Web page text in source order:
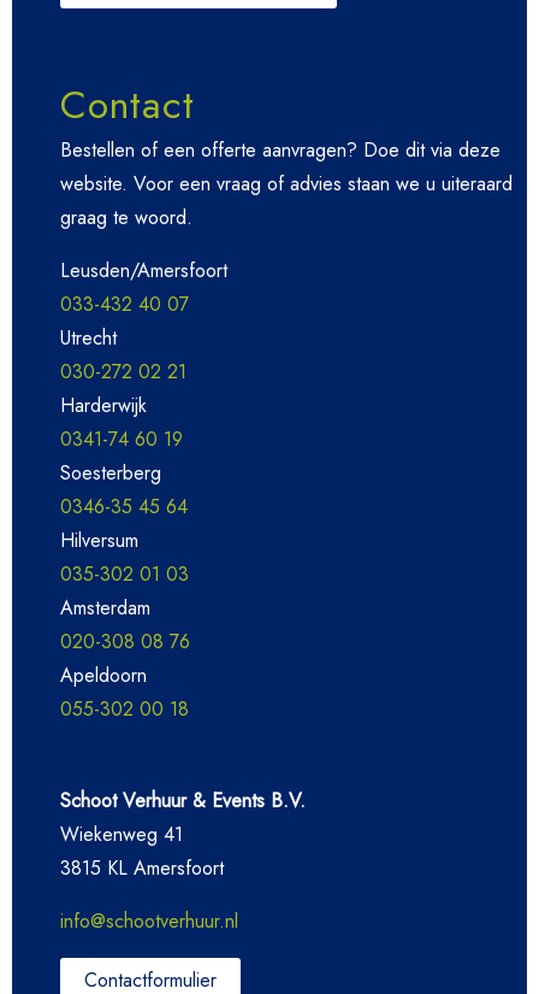
Contact
Bestellen of een offerte aanvragen? Doe dit via deze
website. Voor een vraag of advies staan we u uiteraard
graag te woord.
Leusden/Amersfoort
033-432 40 07
Utrecht
030-272 02 21
Harderwijk
0341-74 60 19
Soesterberg
0346-35 45 64
Hilversum
035-302 01 03
Amsterdam
020-308 08 76
Apeldoorn
055-302 00 18
Schoot Verhuur & Events B.V.
Wiekenweg 41
3815 KL Amersfoort
info@schootverhuur.nl
Contactformulier